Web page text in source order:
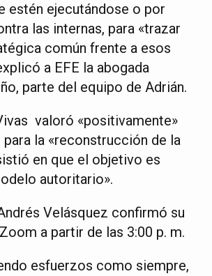
estén ejecutándose o por
las internas, para «trazar
común frente a esos
a EFE la abogada
parte del equipo de Adrián.
valoró «positivamente»
la «reconstrucción de la
en que el objetivo es
autoritario».
Velásquez confirmó su
a partir de las 3:00 p. m.
esfuerzos como siempre,